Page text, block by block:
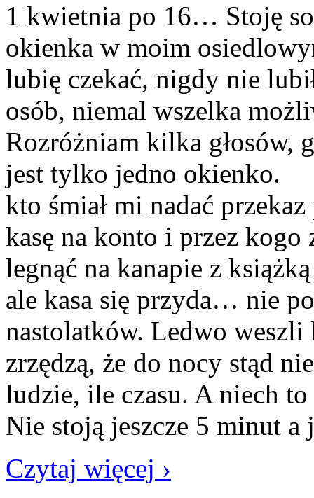
1 kwietnia po 16… Stoję
okienka w moim
lubię czekać, nigdy nie
osób, niemal wszelka
Rozróżniam kilka głosów,
jest tylko jedno okienko.
kto śmiał mi nadać
kasę na konto i przez kogo
legnąć na kanapie z
ale kasa się przyda… nie
nastolatków. Ledwo
zrzędzą, że do nocy stąd
ludzie, ile czasu. A niech
Nie stoją jeszcze 5 minut
Czytaj więcej ›